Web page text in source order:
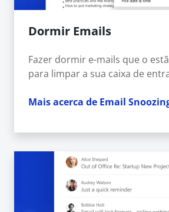
Dormir Emails
Fazer dormir e-mails que o
para limpar a sua caixa de
Mais acerca de Email